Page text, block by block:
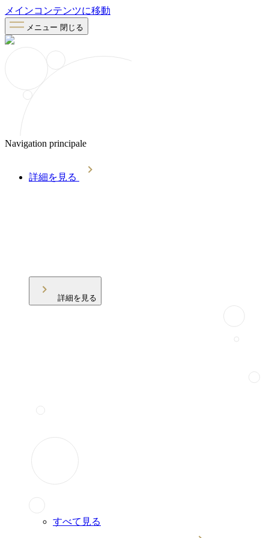
メインコンテンツに移動
メニュー 閉じる
Navigation principale
詳細を見る
詳細を見る
すべて見る